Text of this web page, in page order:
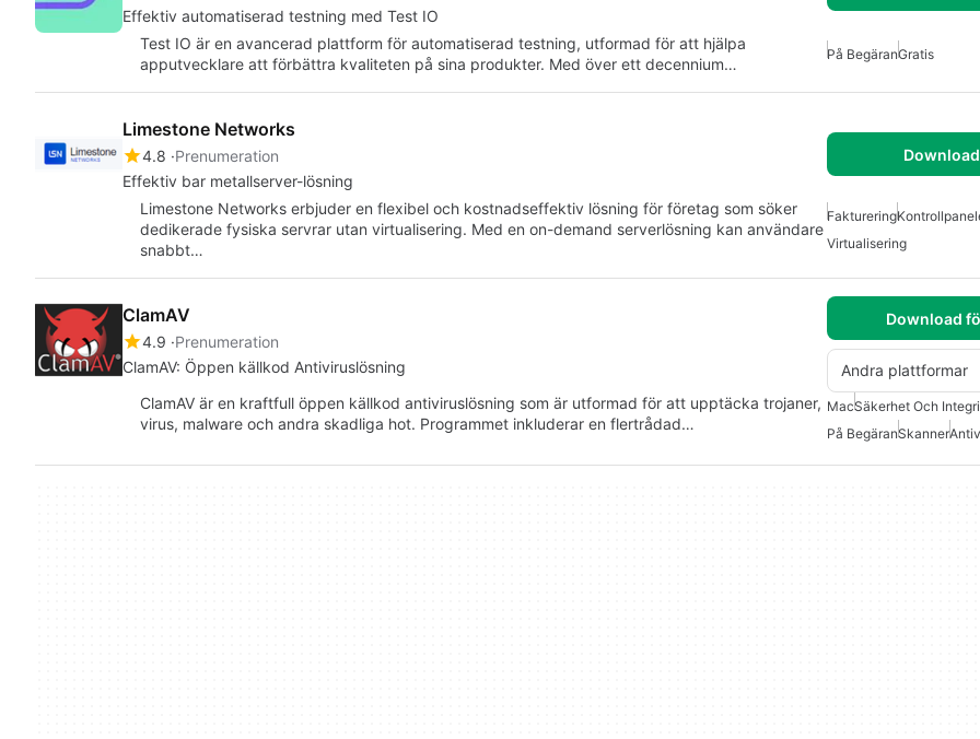
Effektiv automatiserad testning med Test IO
Test IO är en avancerad plattform för automatiserad testning, utformad för att hjälpa
apputvecklare att förbättra kvaliteten på sina produkter. Med över ett decennium…
På BegäranGratis
Limestone Networks
4.8 Prenumeration
Effektiv bar metallserver-lösning
Limestone Networks erbjuder en flexibel och kostnadseffektiv lösning för företag som söker
dedikerade fysiska servrar utan virtualisering. Med en on-demand serverlösning kan användare
snabbt…
Fakturering
Virtualisering
ClamAV
4.9 Prenumeration
ClamAV: Öppen källkod Antiviruslösning
Download
Andra plattformar
ClamAV är en kraftfull öppen källkod antiviruslösning som är utformad för att upptäcka trojaner,
virus, malware och andra skadliga hot. Programmet inkluderar en flertrådad…
MacSäkerhet Och
På BegäranSkanner